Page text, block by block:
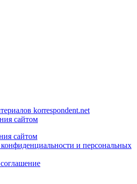
korrespondent.net
сайтом
сайтом
и персональных